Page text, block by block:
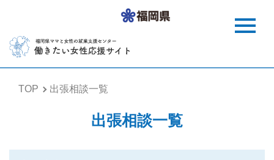
TOP 出張相談一覧
出張相談一覧